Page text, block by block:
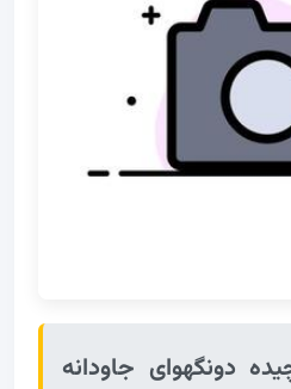
دونگهوای جاودانه